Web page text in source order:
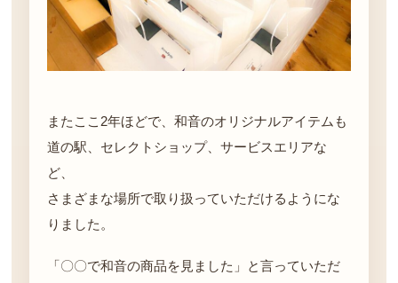
またここ2年ほどで、和音のオリジナルアイテムも
道の駅、セレクトショップ、サービスエリアな
ど、
さまざまな場所で取り扱っていただけるようにな
りました。
「〇〇で和音の商品を見ました」と言っていただ